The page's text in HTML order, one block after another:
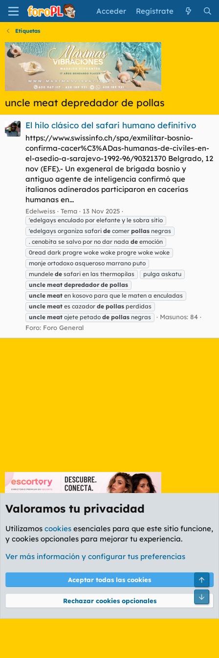
Acceder Regístrate
Etiquetas
uncle meat depredador de pollas
El hilo clásico del safari humano definitivo
https://www.swissinfo.ch/spa/exmilitar-bosnio-
confirma-cacer%C3%ADas-humanas-de-civiles-en-
el-asedio-a-sarajevo-1992-96/90321370 Belgrado, 12
nov (EFE).- Un exgeneral de brigada bosnio y
antiguo agente de inteligencia confirmó que
italianos adinerados participaron en cacerías
humanas en...
Edelweiss Tema 13 Nov 2025
'edelgays enculado por elefante y le sobra sitio
'edelgays organiza safari de comer pollas negras
. cenobita se salvo por no dar nada de emoción
0read dark progre woke woke progre woke woke
monje ortodoxo asqueroso marrano puto
mundele de safari en las thermopilas
pulga askatu
uncle meat depredador de pollas
uncle meat en kosovo para que le maten a enculadas
uncle meat es cazador de pollas perdidas
uncle meat ojete petado de pollas negras
Masunos: 84
Foro: Foro General
Etiquetas
Cookies
PL OLDSTYLE AMARILLO
Términos y reglas Política de privacidad Ayuda
Community platform by XenForo® © 2010-2026 XenForo Ltd.
Valoramos tu privacidad
Utilizamos cookies esenciales para que este sitio funcione,
y cookies opcionales para mejorar tu experiencia.
Ver más información y configurar tus preferencias
Aceptar todas las cookies
Rechazar cookies opcionales
Pie